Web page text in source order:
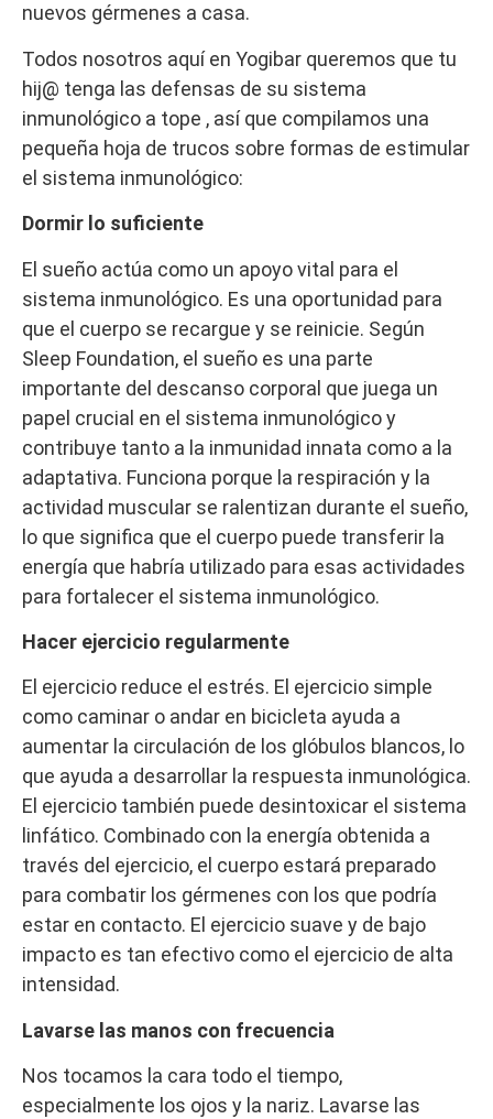
nuevos gérmenes a casa.
Todos nosotros aquí en Yogibar queremos que tu
hij@ tenga las defensas de su sistema
inmunológico a tope , así que compilamos una
pequeña hoja de trucos sobre formas de estimular
el sistema inmunológico:
Dormir lo suficiente
El sueño actúa como un apoyo vital para el
sistema inmunológico. Es una oportunidad para
que el cuerpo se recargue y se reinicie. Según
Sleep Foundation, el sueño es una parte
importante del descanso corporal que juega un
papel crucial en el sistema inmunológico y
contribuye tanto a la inmunidad innata como a la
adaptativa. Funciona porque la respiración y la
actividad muscular se ralentizan durante el sueño,
lo que significa que el cuerpo puede transferir la
energía que habría utilizado para esas actividades
para fortalecer el sistema inmunológico.
Hacer ejercicio regularmente
El ejercicio reduce el estrés. El ejercicio simple
como caminar o andar en bicicleta ayuda a
aumentar la circulación de los glóbulos blancos, lo
que ayuda a desarrollar la respuesta inmunológica.
El ejercicio también puede desintoxicar el sistema
linfático. Combinado con la energía obtenida a
través del ejercicio, el cuerpo estará preparado
para combatir los gérmenes con los que podría
estar en contacto. El ejercicio suave y de bajo
impacto es tan efectivo como el ejercicio de alta
intensidad.
Lavarse las manos con frecuencia
Nos tocamos la cara todo el tiempo,
especialmente los ojos y la nariz. Lavarse las